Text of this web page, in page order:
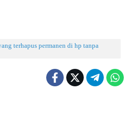
terhapus permanen di hp tanpa